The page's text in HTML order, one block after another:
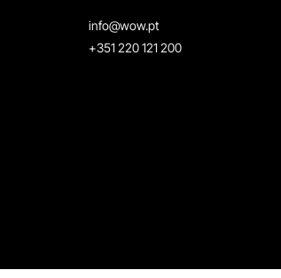
info@wow.pt
+351 220 121 200